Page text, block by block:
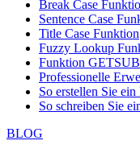
Break Case
Sentence Case
Title Case Funktion
Fuzzy Lookup
Funktion
Professionelle
So erstellen Sie
So schreiben Sie
BLOG